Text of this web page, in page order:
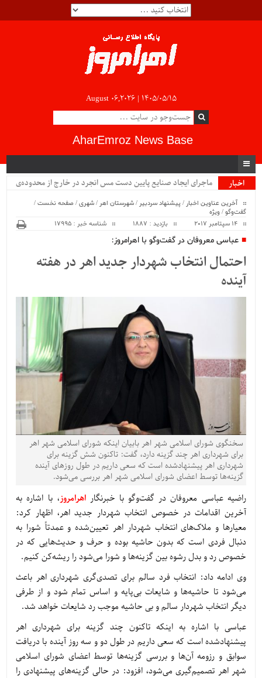
August 06,2026 | ۱۴۰۵/۰۵/۱۵
AharEmroz News Base
اخبار
ماجرای ایجاد صنایع پایین دست مس انجرد در خارج از محدوده‌ی
آخرین عناوین اخبار /پیشنهاد سردبیر /شهرستان اهر /شهری/صفحه نخست/
گفت‌وگو/ ویژه
14 سپتامبر 2017
بازدید : 1887 شناسه خبر : 17995
عباسی معروفان در گفت‌وگو با اهرامروز:
احتمال انتخاب شهردار جدید اهر در هفته
آینده
سخنگوی شورای اسلامی شهر اهر بابیان اینکه شورای اسلامی شهر اهر
برای شهرداری اهر چند گزینه دارد، گفت: تاکنون شش گزینه برای
شهرداری اهر پیشنهادشده است که سعی داریم در طول روزهای آینده
گزینه‌ها توسط اعضای شورای اسلامی شهر اهر بررسی می‌شود.
راضیه عباسی معروفان در گفت‌وگو با خبرنگاراهرامروز، با اشاره به
آخرین اقدامات در خصوص انتخاب شهردار جدید اهر، اظهار کرد:
معیارها و ملاک‌های انتخاب شهردار اهر تعیین‌شده و عمدتاً شورا به
دنبال فردی است که بدون حاشیه بوده و حرف و حدیث‌هایی که در
خصوص رد و بدل رشوه بین گزینه‌ها و شورا می‌شود را ریشه‌کن کنیم.
وی ادامه داد: انتخاب فرد سالم برای تصدی‌گری شهرداری اهر باعث
می‌شود تا حاشیه‌ها و شایعات بی‌پایه و اساس تمام شود و از طرفی
دیگر انتخاب شهردار سالم و بی حاشیه موجب رد شایعات خواهد شد.
عباسی با اشاره به اینکه تاکنون چند گزینه برای شهرداری اهر
پیشنهادشده است که سعی داریم در طول دو و سه روز آینده با دریافت
سوابق و رزومه آن‌ها و بررسی گزینه‌ها توسط اعضای شورای اسلامی
شهر اهر تصمیم‌گیری می‌شود، افزود: در حالی گزینه‌های پیشنهادی را